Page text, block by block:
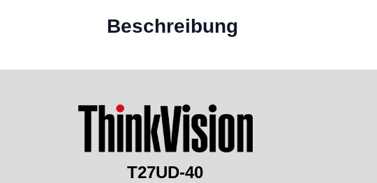
Beschreibung
T27UD-40